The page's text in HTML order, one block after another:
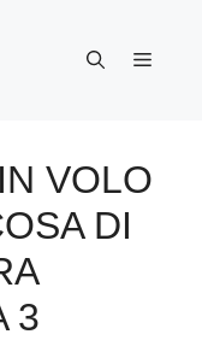
Menu
VOLO
DI
3